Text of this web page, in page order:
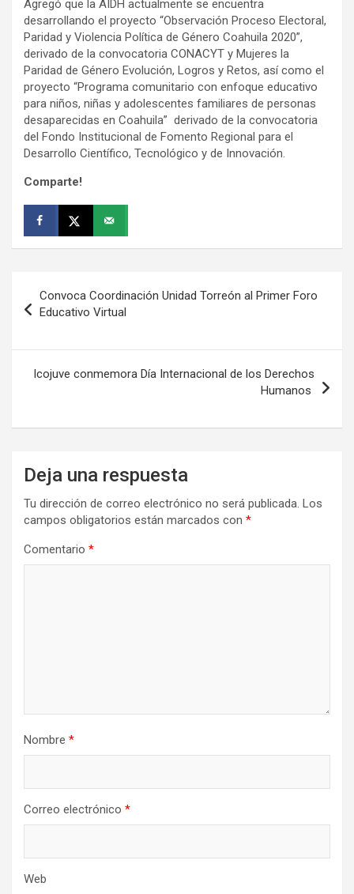
Agregó que la AIDH actualmente se encuentra
desarrollando el proyecto “Observación Proceso Electoral,
Paridad y Violencia Política de Género Coahuila 2020”,
derivado de la convocatoria CONACYT y Mujeres la
Paridad de Género Evolución, Logros y Retos, así como el
proyecto “Programa comunitario con enfoque educativo
para niños, niñas y adolescentes familiares de personas
desaparecidas en Coahuila” derivado de la convocatoria
del Fondo Institucional de Fomento Regional para el
Desarrollo Científico, Tecnológico y de Innovación.
Comparte!
de
Convoca Coordinación Unidad Torreón al Primer Foro
Educativo Virtual
Icojuve conmemora Día Internacional de los Derechos
Humanos
Deja una respuesta
Tu dirección de correo electrónico no será publicada. Los
campos obligatorios están marcados con *
Comentario *
Nombre *
Correo electrónico *
Web